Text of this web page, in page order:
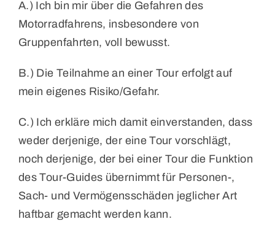
A.) Ich bin mir über die Gefahren des
Motorradfahrens, insbesondere von
Gruppenfahrten, voll bewusst.
B.) Die Teilnahme an einer Tour erfolgt auf
mein eigenes Risiko/Gefahr.
C.) Ich erkläre mich damit einverstanden, dass
weder derjenige, der eine Tour vorschlägt,
noch derjenige, der bei einer Tour die Funktion
des Tour-Guides übernimmt für Personen-,
Sach- und Vermögensschäden jeglicher Art
haftbar gemacht werden kann.